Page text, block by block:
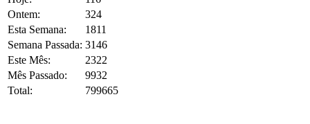
Ontem:
324
Esta Semana:
1811
Semana Passada: 3146
Este Mês:
2322
Mês Passado:
9932
Total:
799665